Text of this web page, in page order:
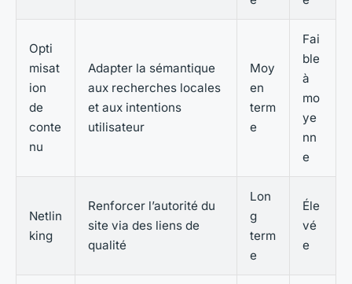
Opti
misat
ion
de
conte
nu
Adapter la sémantique
aux recherches locales
et aux intentions
utilisateur
Moy
en
term
e
Fai
ble
à
mo
ye
nn
e
Netlin
king
Renforcer l’autorité du
site via des liens de
qualité
Lon
g
term
e
Éle
vé
e